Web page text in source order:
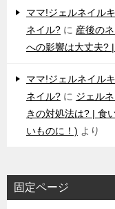
ママ!ジェルネイル
ネイル? に 産後の
への影響は大丈夫?
ママ!ジェルネイル
ネイル? に ジェル
きの対処法は? | 食
いものに！) より
固定ページ